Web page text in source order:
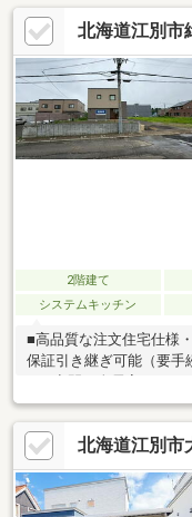
特徴】3LDKなので3～4
施設】・大麻駅様まで約
別大麻店様まで約1700
で約1000ｍ（約13分）
34分）
北海道江別市
2階建て
システムキッチン
■高品質な注文住宅仕様
保証引き継ぎ可能（要手
的な設備・敷地・冬場の
付の風除室・敷地内には
駐車場や家庭菜園、雪捨
面積153.82㎡（約46.53
な買い物施設・スーパー
店・イオン江別店、イオ
北海道江別市